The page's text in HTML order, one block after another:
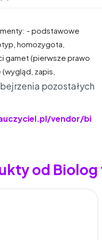
- podstawowe
homozygota,
gamet (pierwsze prawo
zapis,
pozostałych
vendor/bi
od Biolog